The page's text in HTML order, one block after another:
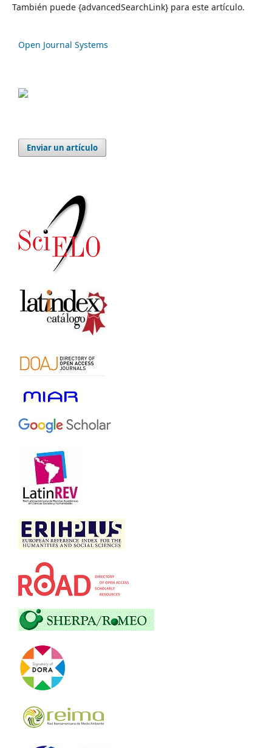
También puede {advancedSearchLink} para este artículo.
Open Journal Systems
Enviar un artículo